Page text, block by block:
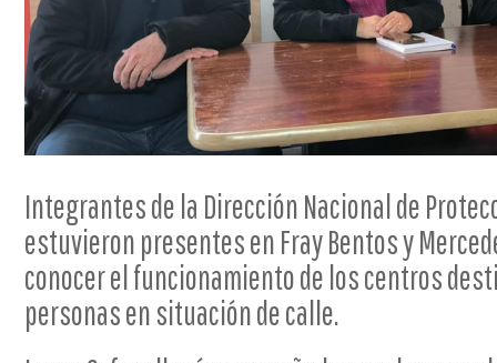
Integrantes de la Dirección Nacional de
estuvieron presentes en Fray Bentos y
conocer el funcionamiento de los centros
personas en situación de calle.